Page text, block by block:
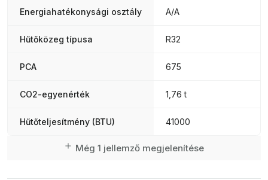
Energiahatékonysági osztály A/A
Hűtőközeg típusa R32
PCA 675
CO2-egyenérték 1,76 t
Hűtőteljesítmény (BTU) 41000
Még 1 jellemző megjelenítése